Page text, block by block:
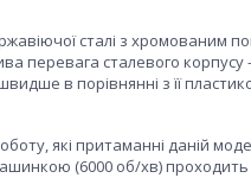
сталі з хромованим
перевага сталевого корпусу
в порівнянні з її
які притаманні даній
(6000 об/хв)